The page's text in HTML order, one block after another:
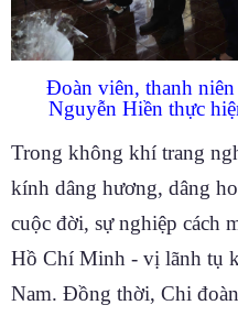
Đoàn viên, thanh
Nguyễn Hiền thực
Trong không khí trang
kính dâng hương, dâng
cuộc đời, sự nghiệp cách
Hồ Chí Minh - vị lãnh tụ
Nam. Đồng thời, Chi